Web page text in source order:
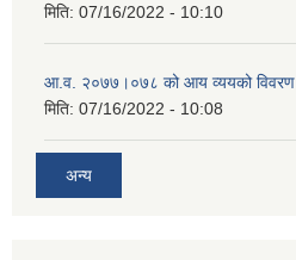
मिति: 07/16/2022 - 10:10
आ.व. २०७७।०७८ को आय व्ययको विवरण
मिति: 07/16/2022 - 10:08
अन्य